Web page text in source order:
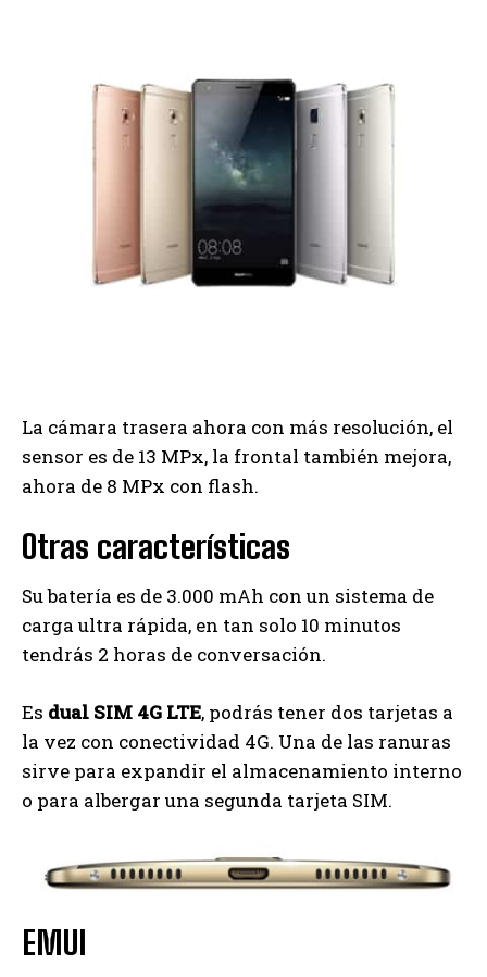
La cámara trasera ahora con más resolución, el
sensor es de 13 MPx, la frontal también mejora,
ahora de 8 MPx con flash.
Otras características
Su batería es de 3.000 mAh con un sistema de
carga ultra rápida, en tan solo 10 minutos
tendrás 2 horas de conversación.
Es dual SIM 4G LTE, podrás tener dos tarjetas a
la vez con conectividad 4G. Una de las ranuras
sirve para expandir el almacenamiento interno
o para albergar una segunda tarjeta SIM.
EMUI